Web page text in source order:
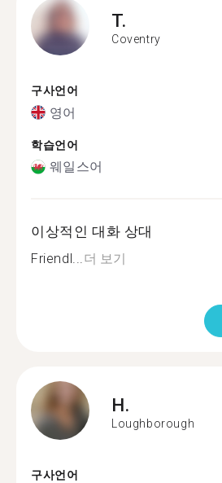
T.
Coventry
구사언어
영어
학습언어
웨일스어
이상적인 대화 상대
Friendl...더 보기
H.
Loughborough
구사언어